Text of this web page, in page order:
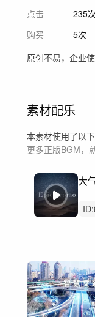
点击
235次
购买
5次
原创不易，企业
素材配乐
本素材使用了以
更多正版BGM，
大
ID: